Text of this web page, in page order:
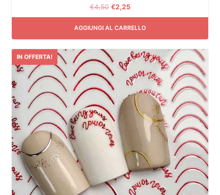
€4,50 €2,25
AGGIUNGI AL CARRELLO
IN OFFERTA!